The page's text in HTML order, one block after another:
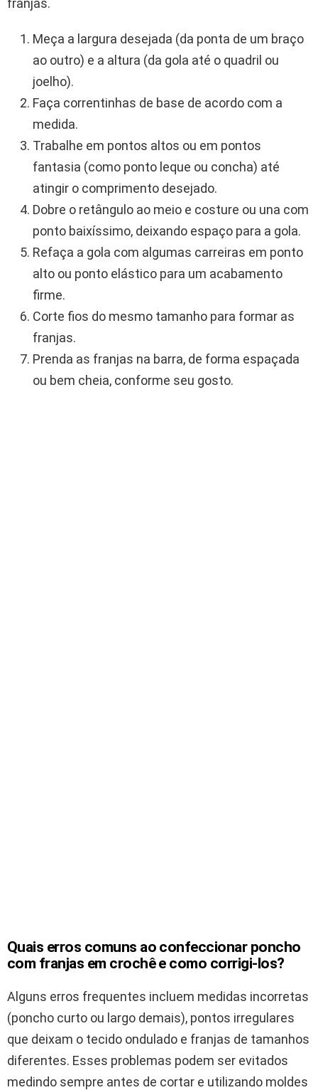
franjas.
Meça a largura desejada (da ponta de um braço
ao outro) e a altura (da gola até o quadril ou
joelho).
Faça correntinhas de base de acordo com a
medida.
Trabalhe em pontos altos ou em pontos
fantasia (como ponto leque ou concha) até
atingir o comprimento desejado.
Dobre o retângulo ao meio e costure ou una com
ponto baixíssimo, deixando espaço para a gola.
Refaça a gola com algumas carreiras em ponto
alto ou ponto elástico para um acabamento
firme.
Corte fios do mesmo tamanho para formar as
franjas.
Prenda as franjas na barra, de forma espaçada
ou bem cheia, conforme seu gosto.
Quais erros comuns ao confeccionar poncho
com franjas em crochê e como corrigi-los?
Alguns erros frequentes incluem medidas incorretas
(poncho curto ou largo demais), pontos irregulares
que deixam o tecido ondulado e franjas de tamanhos
diferentes. Esses problemas podem ser evitados
medindo sempre antes de cortar e utilizando moldes